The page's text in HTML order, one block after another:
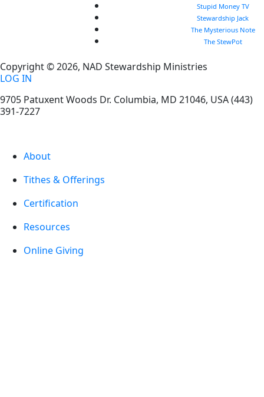
Stupid Money TV
Stewardship Jack
The Mysterious Note
The StewPot
Copyright © 2026, NAD Stewardship Ministries
LOG IN
9705 Patuxent Woods Dr. Columbia, MD 21046, USA(443)
391-7227
About
Tithes & Offerings
Certification
Resources
Online Giving